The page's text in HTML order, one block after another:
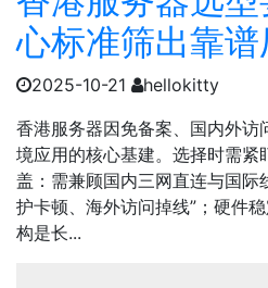
心标准筛出靠谱
2025-10-21
hellokitty
香港服务器因免备案、国内外访
境应用的核心基建。选择时需紧
盖：需兼顾国内三网直连与国际
护卡顿、海外访问掉线”；​硬件
构是长...